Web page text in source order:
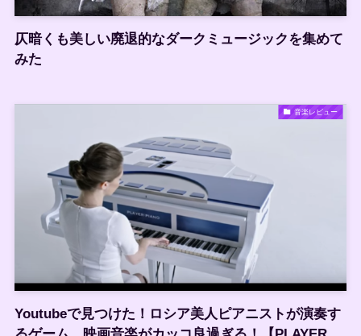
仄暗くも美しい廃退的なダークミュージックを集めて
みた
音楽レビュー
Youtubeで見つけた！ロシア美人ピアニストが演奏す